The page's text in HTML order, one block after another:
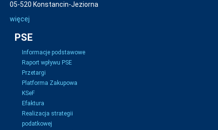
05-520 Konstancin-Jeziorna
więcej
PSE
Informacje podstawowe
Raport wpływu PSE
Przetargi
Platforma Zakupowa
KSeF
Efaktura
Realizacja strategii
podatkowej